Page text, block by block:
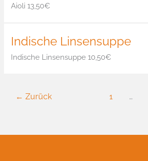
Aioli 13,50€
Indische Linsensuppe
Indische Linsensuppe 10,50€
← Zurück 1 …